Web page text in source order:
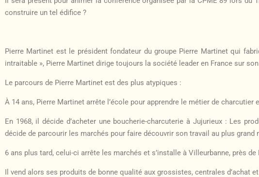
construire un tel édifice ?
Pierre Martinet est le président fondateur du groupe Pierre Martinet qui
intraitable », Pierre Martinet dirige toujours la société leader en France sur
Le parcours de Pierre Martinet est des plus atypiques :
À 14 ans, Pierre Martinet arrête l’école pour apprendre le métier de
En 1968, il décide d’acheter une boucherie-charcuterie à Jujurieux : Les
décide de parcourir les marchés pour faire découvrir son travail au plus grand
6 ans plus tard, celui-ci arrête les marchés et s’installe à Villeurbanne, près de
Il vend alors ses produits de bonne qualité aux grossistes, centrales d’achat